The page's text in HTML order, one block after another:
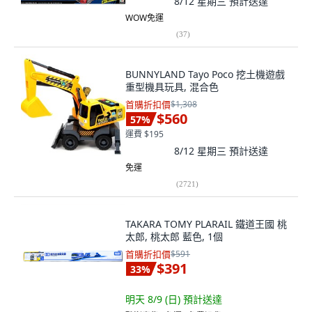
WOW免運
(37)
BUNNYLAND Tayo Poco 挖土機遊戲
重型機具玩具, 混合色
首購折扣價$1,308
57% $560
運費 $195
8/12 星期三 預計送達
免運
(2721)
TAKARA TOMY PLARAIL 鐵道王國 桃
太郎, 桃太郎 藍色, 1個
首購折扣價$591
33% $391
明天 8/9 (日) 預計送達